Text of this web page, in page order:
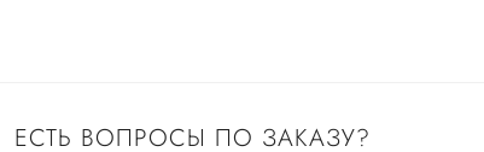
ЕСТЬ ВОПРОСЫ ПО ЗАКАЗУ?